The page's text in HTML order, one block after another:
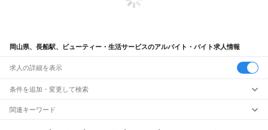
岡山県、長船駅、ビューティー・生活サービスのアルバイト・バイト求人情報
求人の詳細を表示
条件を追加・変更して検索
市区町村を追加・変更
関連キーワード